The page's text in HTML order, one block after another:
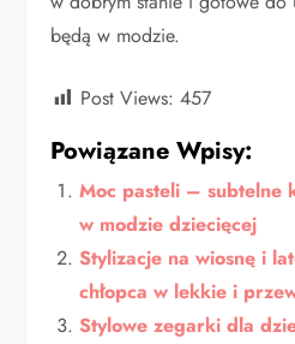
będą w modzie.
Post Views: 457
Powiązane Wpisy:
Moc pasteli – subtelne
w modzie dziecięcej
Stylizacje na wiosnę i
chłopca w lekkie i
Stylowe zegarki dla